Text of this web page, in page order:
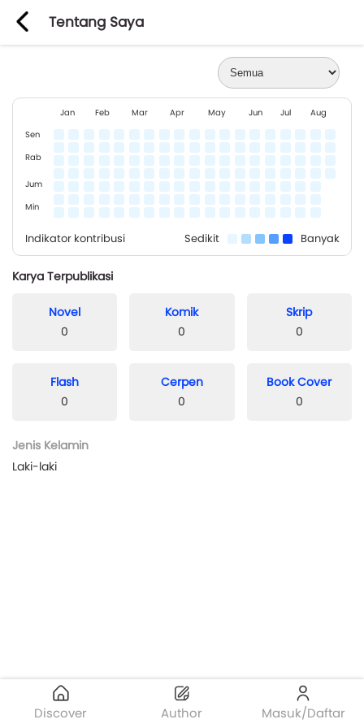
Discover Author Masuk/Daftar
Tentang Saya
Jan Feb Mar Apr May Jun Jul
Aug
Sen
Rab
Jum
Min
Indikator kontribusi Sedikit Banyak
Karya Terpublikasi
Novel
0
Komik
0
Skrip
0
Flash
0
Cerpen
0
Book Cover
0
Jenis Kelamin
Laki-laki